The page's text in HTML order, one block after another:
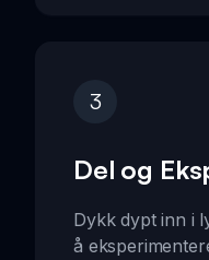
3
Del og
Dykk dypt inn i
å